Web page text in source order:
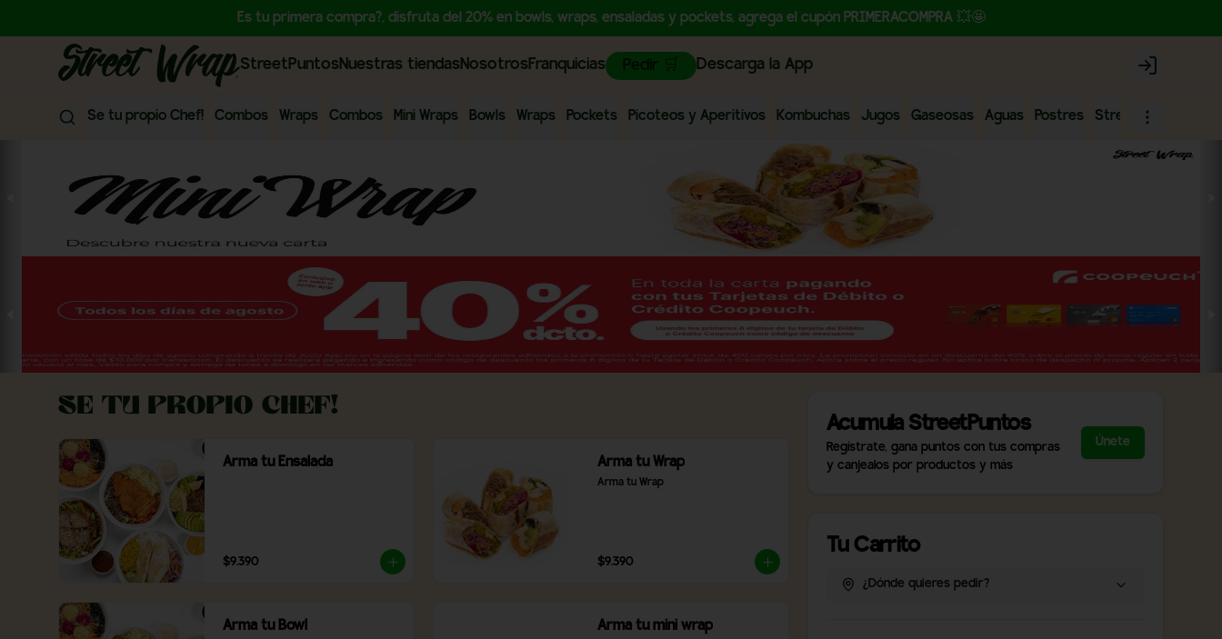
Es tu primera compra?, disfruta del 20% en bowls, wraps, ensaladas y pockets, agrega el cupón PRIMERACOMPRA 💥🤩
StreetPuntosNuestras tiendasNosotrosFranquicias Pedir 🛒 Descarga la App Login
Se tu propio Chef! Combos Wraps Combos Mini Wraps Bowls Wraps Pockets Picoteos y Aperitivos Kombuchas Jugos Gaseosas Aguas Postres Street Frieds
Se tu propio Chef!
Arma tu Ensalada
$9.390
Arma tu Wrap
Arma tu Wrap
$9.390
Arma tu Bowl Arma tu mini wrap
Acumula StreetPuntos
Regístrate, gana puntos con tus compras
y canjealos por productos y más
Únete
Tu Carrito
¿Dónde quieres pedir?